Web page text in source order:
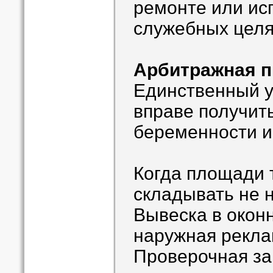
ремонте или
служебных
Арбитражная
Единственный
вправе
беременности
Когда площади
складывать не
Вывеска в
наружная
Проверочная